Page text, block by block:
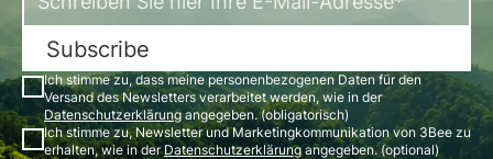
Subscribe
Ich stimme zu, dass meine personenbezogenen Daten für den
Versand des Newsletters verarbeitet werden, wie in der
Datenschutzerklärungangegeben. (obligatorisch)
Ich stimme zu, Newsletter und Marketingkommunikation von 3Bee zu
erhalten, wie in derDatenschutzerklärungangegeben. (optional)